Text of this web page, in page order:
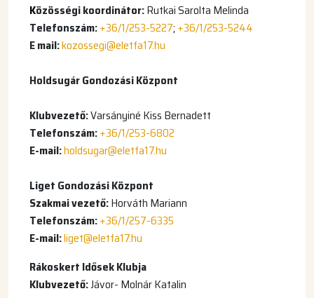
Közösségi koordinátor:Rutkai Sarolta Melinda
Telefonszám:+36/1/253-5227; +36/1/253-5244
E mail:kozossegi@eletfa17.hu
Holdsugár Gondozási Központ
Klubvezető:Varsányiné Kiss Bernadett
Telefonszám:+36/1/253-6802
E-mail:holdsugar@eletfa17.hu
Liget Gondozási Központ
Szakmai vezető:Horváth Mariann
Telefonszám:+36/1/257-6335
E-mail:liget@eletfa17.hu
Rákoskert Idősek Klubja
Klubvezető:Jávor- Molnár Katalin